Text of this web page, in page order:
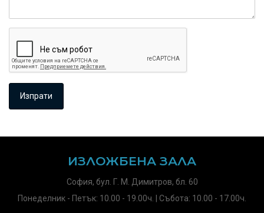
ИЗЛОЖБЕНА ЗАЛА
София, бул. Г. М. Димитров, бл. 60
Понеделник - Петък: 10.00 - 19.00ч. | Събота: 10.00 - 17.00ч.